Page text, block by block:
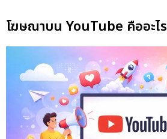
โฆษณาบน YouTube คืออะไร